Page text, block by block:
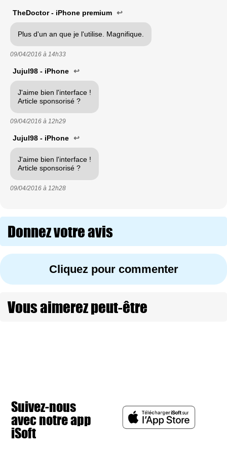
TheDoctor - iPhone premium ↩
Plus d'un an que je l'utilise. Magnifique.
09/04/2016 à 14h33
Jujul98 - iPhone ↩
J'aime bien l'interface !
Article sponsorisé ?
09/04/2016 à 12h29
Jujul98 - iPhone ↩
J'aime bien l'interface !
Article sponsorisé ?
09/04/2016 à 12h28
Donnez votre avis
Cliquez pour commenter
Vous aimerez peut-être
Suivez-nous
avec notre app
iSoft